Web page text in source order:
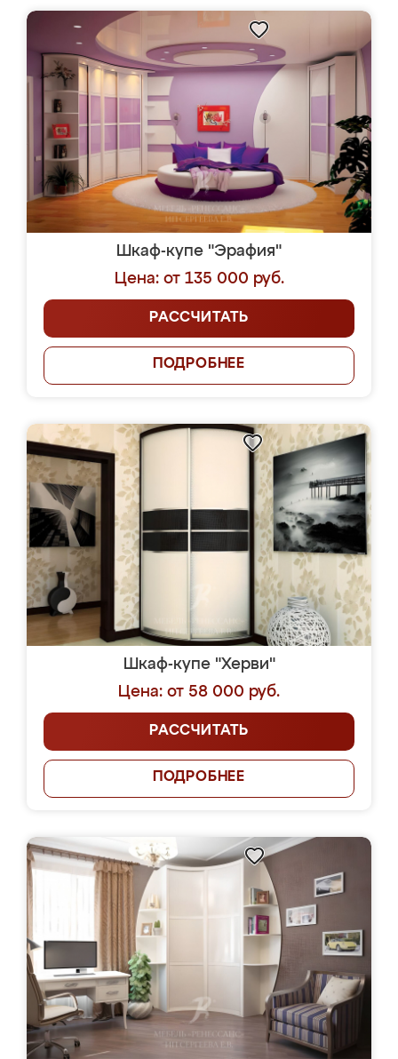
Шкаф-купе "Эрафия"
Цена: от 135 000 руб.
РАССЧИТАТЬ
ПОДРОБНЕЕ
Шкаф-купе "Херви"
Цена: от 58 000 руб.
РАССЧИТАТЬ
ПОДРОБНЕЕ